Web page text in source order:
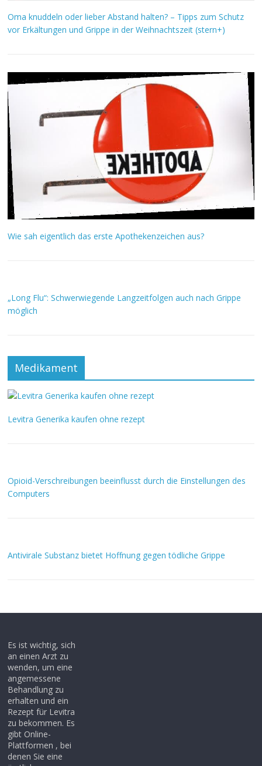
Oma knuddeln oder lieber Abstand halten? – Tipps zum Schutz
vor Erkältungen und Grippe in der Weihnachtszeit (stern+)
Wie sah eigentlich das erste Apothekenzeichen aus?
„Long Flu“: Schwerwiegende Langzeitfolgen auch nach Grippe
möglich
Medikament
Levitra Generika kaufen ohne rezept
Opioid-Verschreibungen beeinflusst durch die Einstellungen des
Computers
Antivirale Substanz bietet Hoffnung gegen tödliche Grippe
Es ist wichtig, sich
an einen Arzt zu
wenden, um eine
angemessene
Behandlung zu
erhalten und ein
Rezept für Levitra
zu bekommen. Es
gibt Online-
Plattformen , bei
denen Sie eine